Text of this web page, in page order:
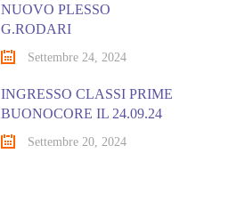
NUOVO PLESSO
G.RODARI
Settembre 24, 2024
INGRESSO CLASSI PRIME
BUONOCORE IL 24.09.24
Settembre 20, 2024